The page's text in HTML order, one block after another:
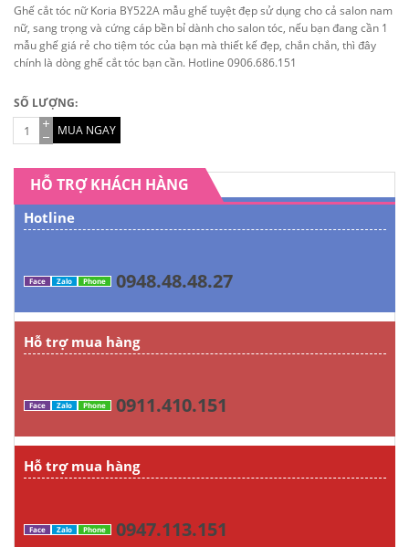
Ghế cắt tóc nữ Koria BY522A mẫu ghế tuyệt đẹp sử dụng cho cả salon nam
nữ, sang trọng và cứng cáp bền bỉ dành cho salon tóc, nếu bạn đang cần 1
mẫu ghế giá rẻ cho tiệm tóc của bạn mà thiết kế đẹp, chắn chắn, thì đây
chính là dòng ghế cắt tóc bạn cần. Hotline 0906.686.151
SỐ LƯỢNG:
MUA NGAY
HỖ TRỢ KHÁCH HÀNG
Hotline
Face Zalo Phone 0948.48.48.27
Hỗ trợ mua hàng
Face Zalo Phone 0911.410.151
Hỗ trợ mua hàng
Face Zalo Phone 0947.113.151